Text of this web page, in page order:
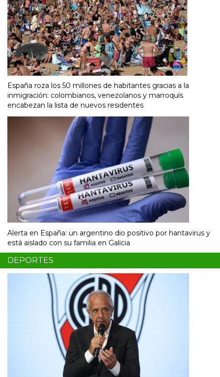
España roza los 50 millones de habitantes gracias a la
inmigración: colombianos, venezolanos y marroquís
encabezan la lista de nuevos residentes
Alerta en España: un argentino dio positivo por hantavirus y
está aislado con su familia en Galicia
DEPORTES